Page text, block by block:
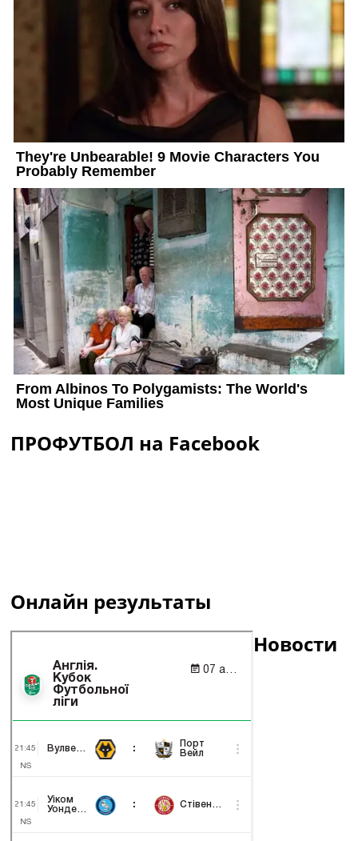
ПРОФУТБОЛ на Facebook
Онлайн результаты
Новости